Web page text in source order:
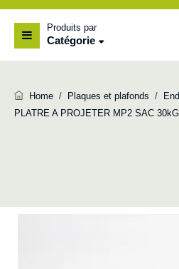
Produits par
Catégorie
Home / Plaques et plafonds /
PLATRE A PROJETER MP2 SAC